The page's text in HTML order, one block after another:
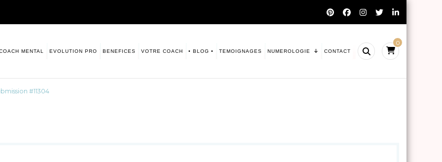
MENTAL EVOLUTION PRO BENEFICES VOTRE COACH • BLOG • TEMOIGNAGES NUMEROLOGIE CONTACT
0
#11304